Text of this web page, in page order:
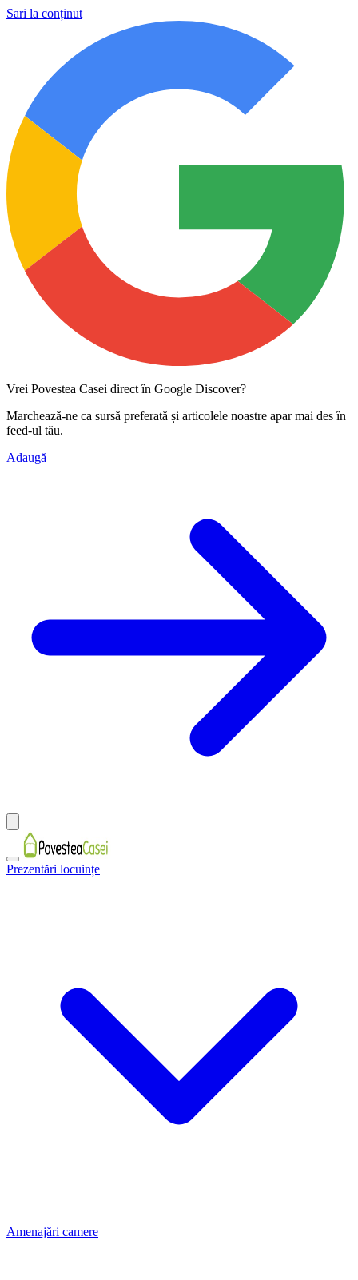
Sari la conținut
Vrei Povestea Casei direct în Google Discover?
Marchează-ne ca sursă preferată și articolele noastre apar mai des în
feed-ul tău.
Adaugă
Prezentări locuințe
Amenajări camere